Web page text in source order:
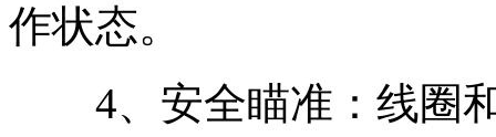
作状态。
4、安全瞄准：线圈和